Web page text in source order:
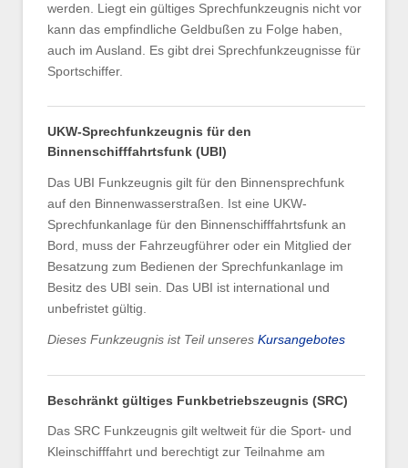
werden. Liegt ein gültiges Sprechfunkzeugnis nicht vor
kann das empfindliche Geldbußen zu Folge haben,
auch im Ausland. Es gibt drei Sprechfunkzeugnisse für
Sportschiffer.
UKW-Sprechfunkzeugnis für den
Binnenschifffahrtsfunk (UBI)
Das UBI Funkzeugnis gilt für den Binnensprechfunk
auf den Binnenwasserstraßen. Ist eine UKW-
Sprechfunkanlage für den Binnenschifffahrtsfunk an
Bord, muss der Fahrzeugführer oder ein Mitglied der
Besatzung zum Bedienen der Sprechfunkanlage im
Besitz des UBI sein. Das UBI ist international und
unbefristet gültig.
Dieses Funkzeugnis ist Teil unseresKursangebotes
Beschränkt gültiges Funkbetriebszeugnis (SRC)
Das SRC Funkzeugnis gilt weltweit für die Sport- und
Kleinschifffahrt und berechtigt zur Teilnahme am